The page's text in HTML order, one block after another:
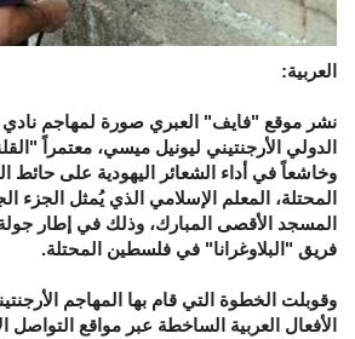
العربية:
نشر موقع "فايف" العبري صورة لمهاجم نادي
الدولي الأرجنتيني ليونيل ميسي، معتمراً
وخاشعاً في أداء الشعائر اليهودية على حائط
المحتلة، المعلم الإسلامي الذي يُمثل الجزء
المسجد الأقصى المبارك، وذلك في إطار جولة
فريق "البلاوغرانا" في فلسطين المحتلة.
وقوبلت الخطوة التي قام بها المهاجم
الأفعال العربية الساخطة عبر مواقع